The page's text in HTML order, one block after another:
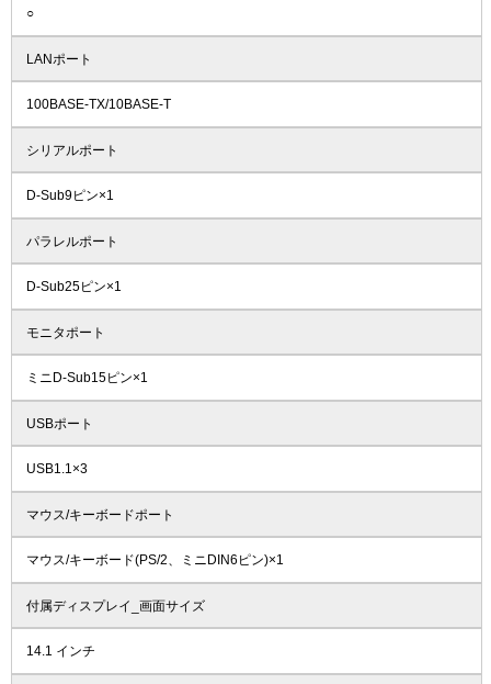
○
LANポート
100BASE-TX/10BASE-T
シリアルポート
D-Sub9ピン×1
パラレルポート
D-Sub25ピン×1
モニタポート
ミニD-Sub15ピン×1
USBポート
USB1.1×3
マウス/キーボードポート
マウス/キーボード(PS/2、ミニDIN6ピン)×1
付属ディスプレイ_画面サイズ
14.1 インチ